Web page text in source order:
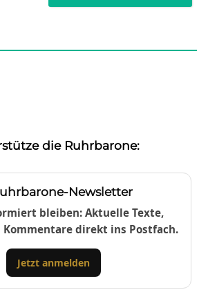
die Ruhrbarone:
Newsletter
bleiben: Aktuelle Texte,
Kommentare direkt ins Postfach.
Jetzt anmelden